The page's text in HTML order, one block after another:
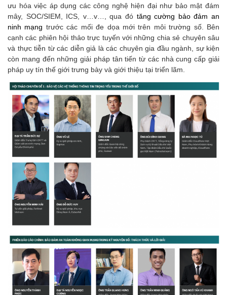
ưu hóa việc áp dụng các công nghệ hiện đại như bảo mật đám
mây, SOC/SIEM, ICS, v…v…, qua đó tăng cường bảo đảm an
ninh mạng trước các mối đe dọa mới trên môi trường số. Bên
cạnh các phiên hội thảo trực tuyến với những chia sẻ chuyên sâu
và thực tiễn từ các diễn giả là các chuyên gia đầu ngành, sự kiện
còn mang đến những giải pháp tân tiến từ các nhà cung cấp giải
pháp uy tín thế giới trưng bày và giới thiệu tại triển lãm.